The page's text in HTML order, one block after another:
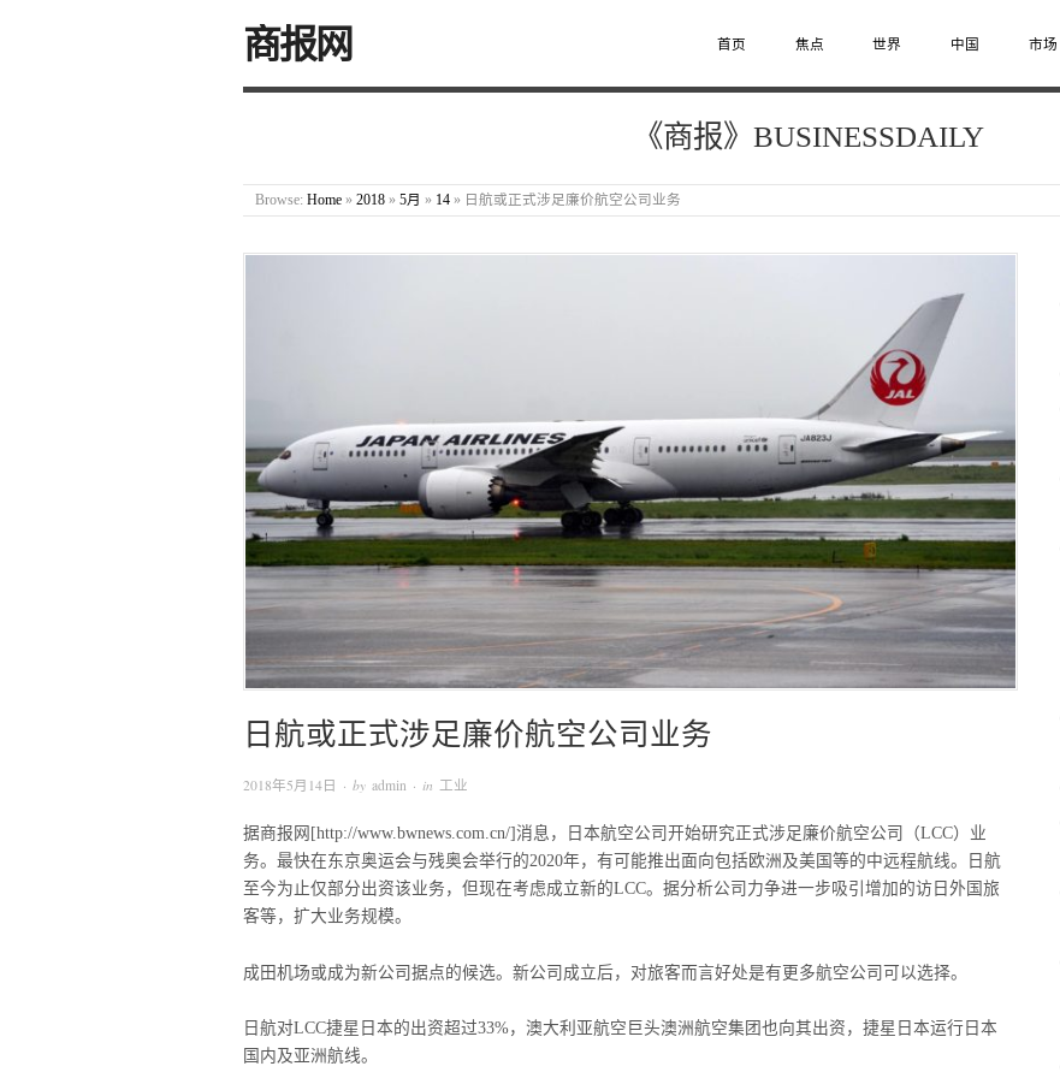
商报网 首页 焦点 世界 中国 市场
《商报》BUSINESSDAILY
Browse: Home » 2018 » 5月 » 14 » 日航或正式涉足廉价航空公司业务
日航或正式涉足廉价航空公司业务
2018年5月14日 · by admin · in 工业
据商报网[http://www.bwnews.com.cn/]消息，日本航空公司开始研究正式涉足廉价航空公司（LCC）业
务。最快在东京奥运会与残奥会举行的2020年，有可能推出面向包括欧洲及美国等的中远程航线。日航
至今为止仅部分出资该业务，但现在考虑成立新的LCC。据分析公司力争进一步吸引增加的访日外国旅
客等，扩大业务规模。
成田机场或成为新公司据点的候选。新公司成立后，对旅客而言好处是有更多航空公司可以选择。
日航对LCC捷星日本的出资超过33%，澳大利亚航空巨头澳洲航空集团也向其出资，捷星日本运行日本
国内及亚洲航线。